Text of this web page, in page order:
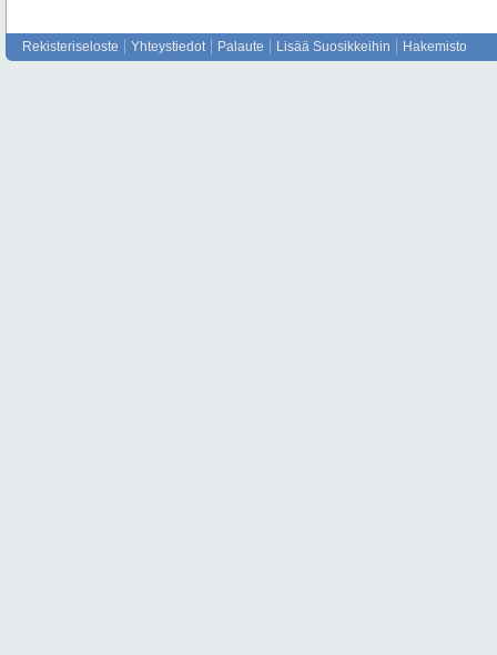
Rekisteriseloste Yhteystiedot Palaute Lisää Suosikkeihin Hakemisto